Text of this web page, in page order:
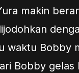
makin
waktu Bobby
Bobby gelas